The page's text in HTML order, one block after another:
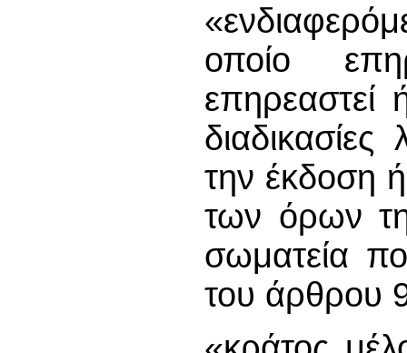
οποίο
επηρεαστεί
την έκδοση
των όρων
σωματεία
του άρθρου